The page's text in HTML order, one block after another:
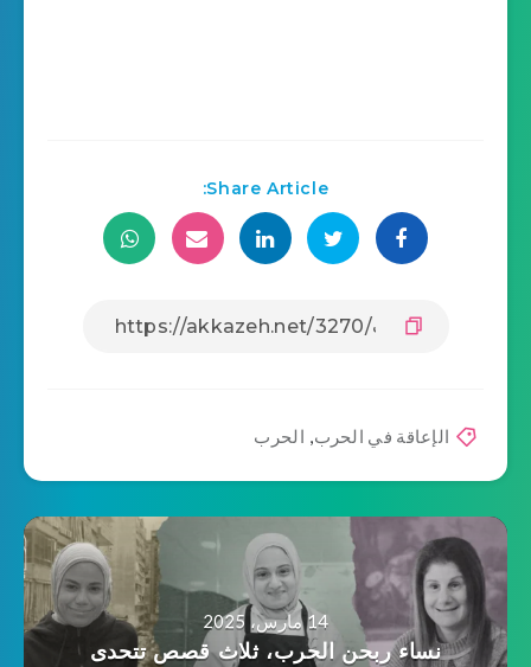
Share Article:
الإعاقة في الحرب, الحرب
14 مارس، 2025
نساء ربحن الحرب، ثلاث قصص تتحدى